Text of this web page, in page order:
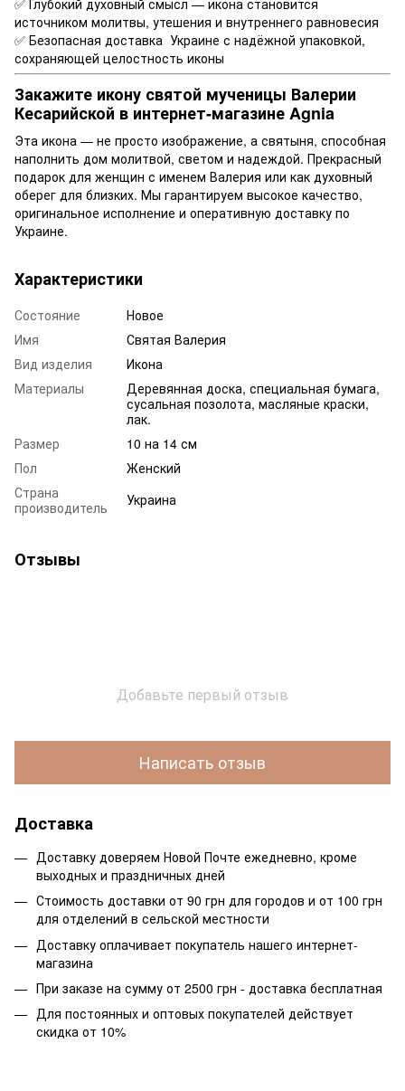
✅ Глубокий духовный смысл — икона становится
источником молитвы, утешения и внутреннего равновесия
✅ Безопасная доставка Украине с надёжной упаковкой,
сохраняющей целостность иконы
Закажите икону святой мученицы Валерии
Кесарийской в интернет-магазине Agnia
Эта икона — не просто изображение, а святыня, способная
наполнить дом молитвой, светом и надеждой. Прекрасный
подарок для женщин с именем Валерия или как духовный
оберег для близких. Мы гарантируем высокое качество,
оригинальное исполнение и оперативную доставку по
Украине.
Характеристики
Состояние
Новое
Имя
Святая Валерия
Вид изделия
Икона
Материалы
Деревянная доска, специальная бумага,
сусальная позолота, масляные краски,
лак.
Размер
10 на 14 см
Пол
Женский
Страна
производитель
Украина
Отзывы
Добавьте первый отзыв
Написать отзыв
Доставка
Доставку доверяем Новой Почте ежедневно, кроме
выходных и праздничных дней
Стоимость доставки от 90 грн для городов и от 100 грн
для отделений в сельской местности
Доставку оплачивает покупатель нашего интернет-
магазина
При заказе на сумму от 2500 грн - доставка бесплатная
Для постоянных и оптовых покупателей действует
скидка от 10%